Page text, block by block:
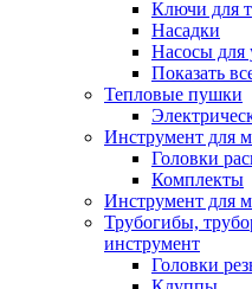
Ключи для
Насадки
Насосы для
Показать
Тепловые пушки
Инструмент для
Головки
Комплекты
Инструмент для
Трубогибы,
инструмент
Головки